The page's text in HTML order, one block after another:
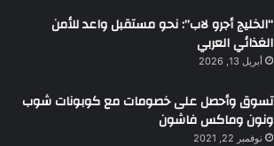
“الخليج أجرو لاب”: نحو مستقبل واعد للأمن
الغذائي العربي
أبريل 13, 2026
تسوق وأحصل على خصومات مع كوبونات شوب
ونون وماكس فاشون
نوفمبر 22, 2021